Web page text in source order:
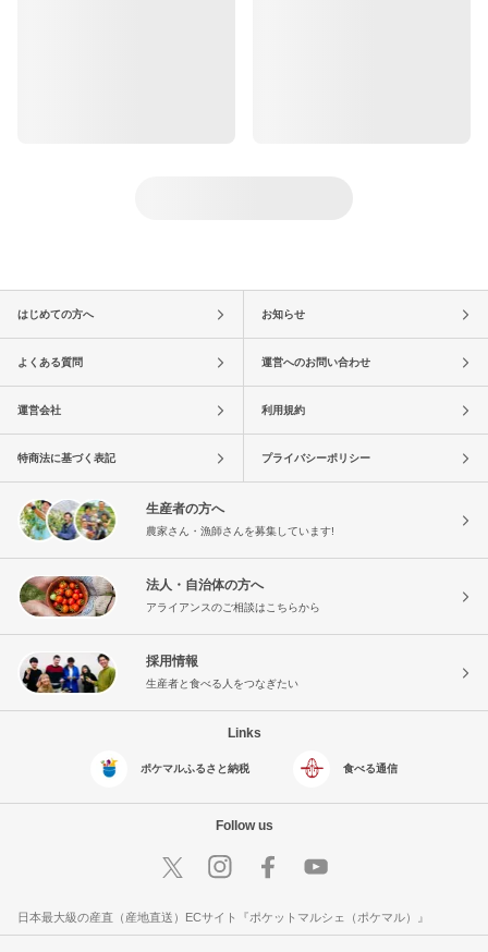
はじめての方へ お知らせ
よくある質問 運営へのお問い合わせ
運営会社 利用規約
特商法に基づく表記 プライバシーポリシー
生産者の方へ
農家さん・漁師さんを募集しています!
法人・自治体の方へ
アライアンスのご相談はこちらから
採用情報
生産者と食べる人をつなぎたい
Links
ポケマルふるさと納税 食べる通信
Follow us
日本最大級の産直（産地直送）ECサイト『ポケットマルシェ（ポケマル）』